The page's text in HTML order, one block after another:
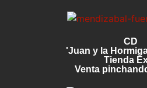
CD
'Juan y la
Tienda
Venta